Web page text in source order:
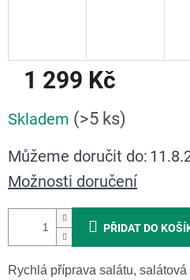
1 299 Kč
cena:
Skladem (>5 ks)
Můžeme doručit do:
Možnosti doručení
PŘIDAT DO
Rychlá příprava salátu,